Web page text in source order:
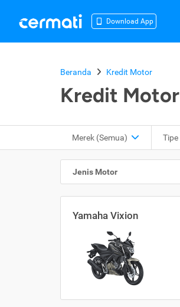
Download App
Beranda Kredit Motor
Kredit Motor
Merek (Semua) Tipe
Jenis Motor
Yamaha Vixion